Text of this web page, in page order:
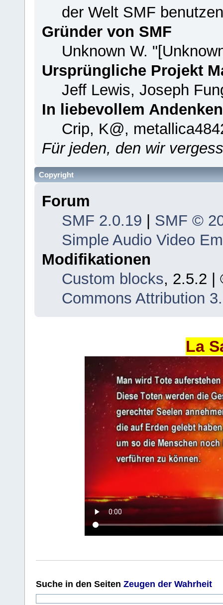
der Welt SMF
Gründer von SMF
Unknown W.
Ursprüngliche Projekt
Jeff Lewis, Joseph
In liebevollem
Crip, K@,
Für jeden, den wir
Copyright
Forum
SMF 2.0.19
SMF ©
Simple Audio Video
Modifikationen
Custom blocks, 2.5.2 |
Commons Attribution
La
Suche in den Seiten Zeugen der Wahrheit